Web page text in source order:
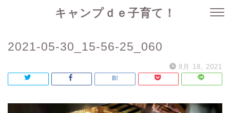
キャンプｄｅ子育て！
2021-05-30_15-56-25_060
8月 18, 2021